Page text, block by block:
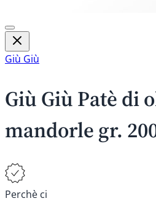
Giù Giù
Giù Giù Patè di
mandorle gr.
Perchè ci